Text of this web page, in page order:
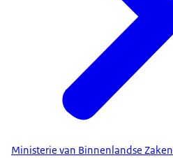
Ministerie van Binnenlandse